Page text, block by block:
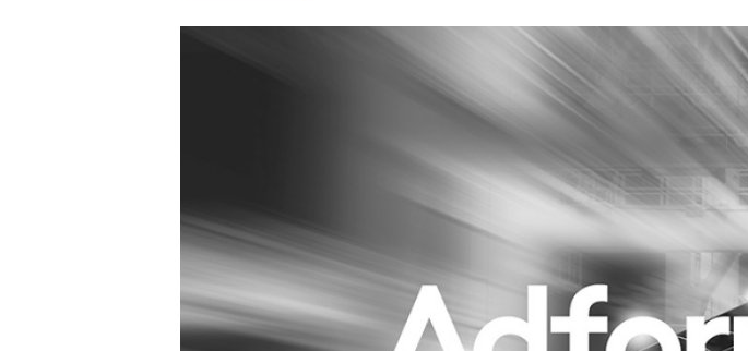
Gedragsverandering
Interne communicatie